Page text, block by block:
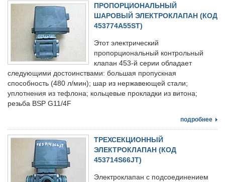
ПРОПОРЦИОНАЛЬНЫЙ
ШАРОВЫЙ ЭЛЕКТРОКЛАПАН (КОД
453774A55ST)
Этот электрический
пропорциональный контрольный
клапан 453-й серии обладает
следующими достоинствами: большая пропускная
способность (480 л/мин); шар из нержавеющей стали;
уплотнения из тефлона; кольцевые прокладки из витона;
резьба BSP G11/4F
подробнее
ТРЕХСЕКЦИОННЫЙ
ЭЛЕКТРОКЛАПАН (КОД
453714S66JT)
Электроклапан с подсоединением